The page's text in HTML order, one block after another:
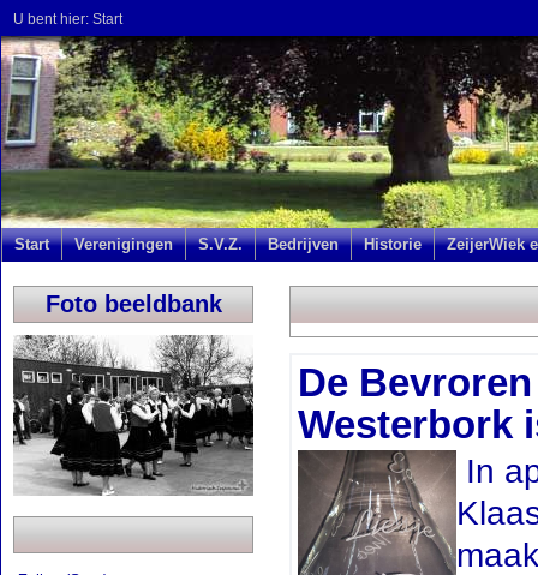
U bent hier: Start
Start Verenigingen S.V.Z. Bedrijven Historie ZeijerWiek
Foto beeldbank
De
Westerbork
In